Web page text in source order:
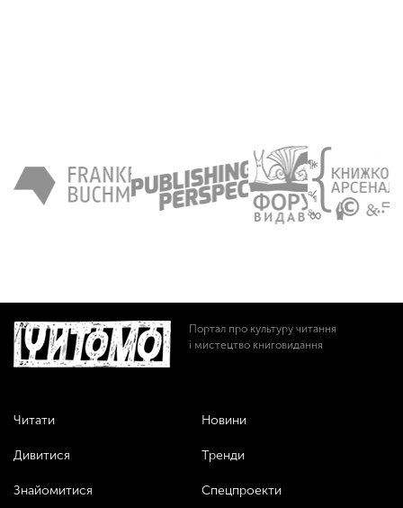
Портал про культуру читання
і мистецтво книговидання
Читати
Дивитися
Знайомитися
Новини
Тренди
Спецпроекти